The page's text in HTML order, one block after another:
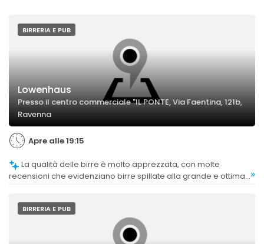
BIRRERIA E PUB
Lowenhaus
Presso il centro commerciale "IL PONTE, Via Faentina, 121b,
Ravenna
Apre alle 19:15
recensioni che evidenziano birre spillate alla grande e ottima »
BIRRERIA E PUB